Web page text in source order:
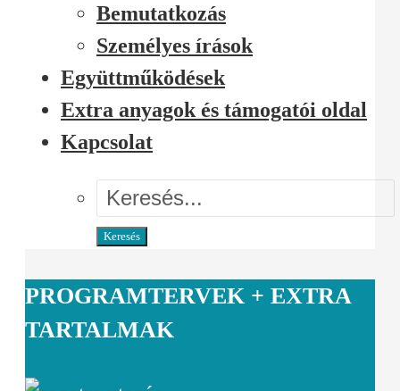
Bemutatkozás
Személyes írások
Együttműködések
Extra anyagok és támogatói oldal
Kapcsolat
Keresés
PROGRAMTERVEK + EXTRA
TARTALMAK